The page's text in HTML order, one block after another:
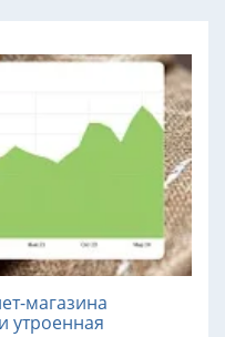
магазина
утроенная